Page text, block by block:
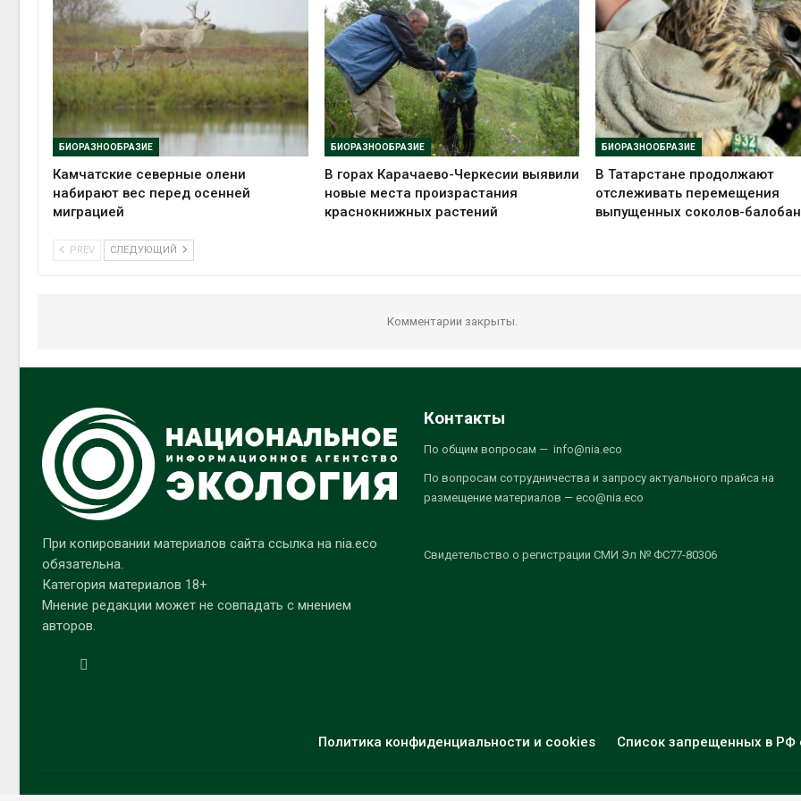
БИОРАЗНООБРАЗИЕ
Камчатские северные олени
набирают вес перед осенней
миграцией
БИОРАЗНООБРАЗИЕ
В горах Карачаево-Черкесии выявили
новые места произрастания
краснокнижных растений
БИОРАЗНООБРАЗИЕ
В Татарстане продолжают
отслеживать перемещения
выпущенных соколов-
PREV СЛЕДУЮЩИЙ
Комментарии закрыты.
При копировании материалов сайта ссылка на nia.eco
обязательна.
Категория материалов 18+
Мнение редакции может не совпадать с мнением
авторов.
Контакты
По общим вопросам — info@nia.eco
По вопросам сотрудничества и запросу актуального прайса на
размещение материалов — eco@nia.eco
Свидетельство о регистрации СМИ Эл № ФС77-80306
Политика конфиденциальности и cookies Список запрещенных в РФ